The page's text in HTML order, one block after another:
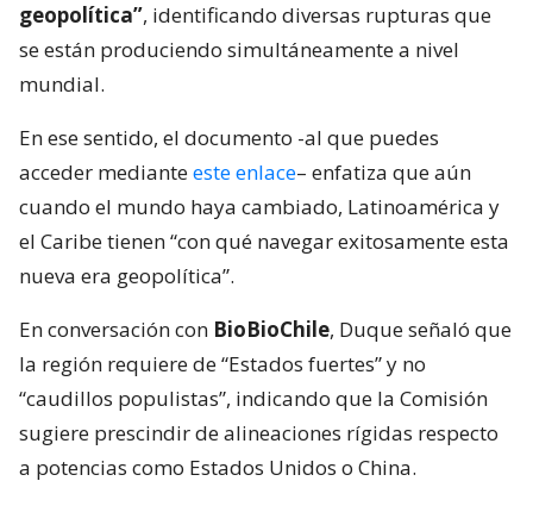
geopolítica”, identificando diversas rupturas que
se están produciendo simultáneamente a nivel
mundial.
En ese sentido, el documento -al que puedes
acceder medianteeste enlace– enfatiza que aún
cuando el mundo haya cambiado, Latinoamérica y
el Caribe tienen “con qué navegar exitosamente esta
nueva era geopolítica”.
En conversación con BioBioChile, Duque señaló que
la región requiere de “Estados fuertes” y no
“caudillos populistas”, indicando que la Comisión
sugiere prescindir de alineaciones rígidas respecto
a potencias como Estados Unidos o China.